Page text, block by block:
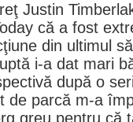
Justin
că a fost
din ultimul
i-a dat mari
după o
de parcă m-a
greu pentru că